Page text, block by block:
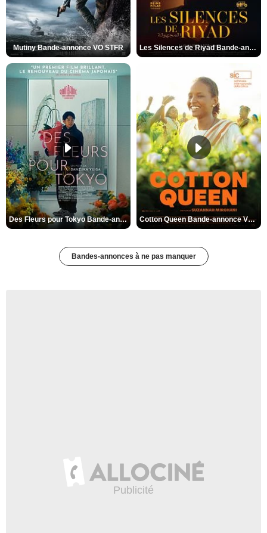
Mutiny Bande-annonce VO STFR Les Silences de Riyad Bande-annonce VO STFR
Des Fleurs pour Tokyo Bande-annonce VO STFR Cotton Queen Bande-annonce VO STFR
Bandes-annonces à ne pas manquer